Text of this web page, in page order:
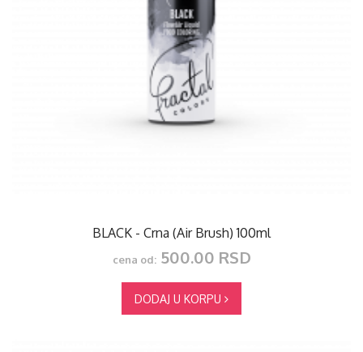
BLACK - Crna (Air Brush) 100ml
cena od:500.00 RSD
DODAJ U KORPU